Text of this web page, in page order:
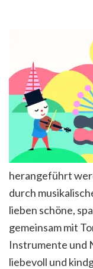
herangeführt
durch
lieben schöne,
gemeinsam mit
Instrumente und
liebevoll und